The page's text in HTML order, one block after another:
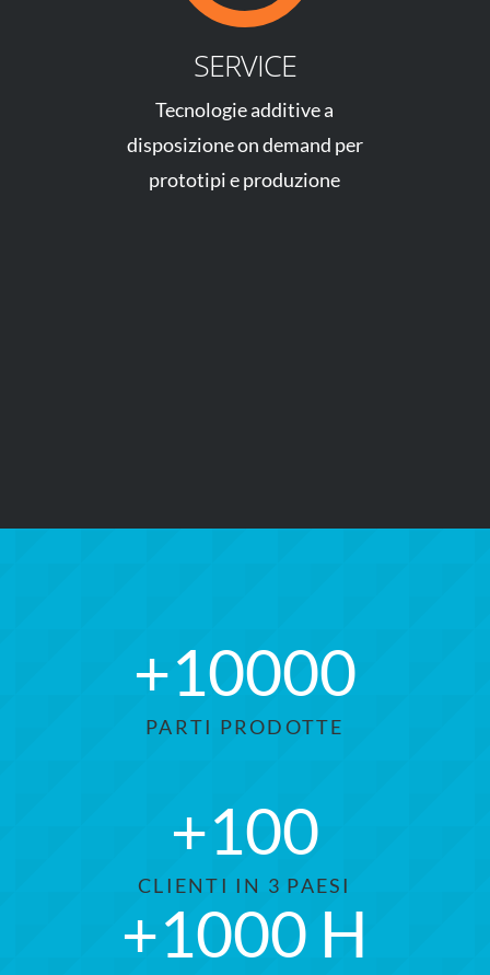
SERVICE
Tecnologie additive a
disposizione on demand per
prototipi e produzione
+10000
PARTI PRODOTTE
+100
CLIENTI IN 3 PAESI
+1000 H